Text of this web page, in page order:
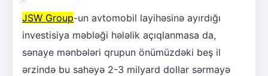
JSW Group-un avtomobil layihəsinə ayırdığı
investisiya məbləği hələlik açıqlanmasa da,
sənaye mənbələri qrupun önümüzdəki beş il
ərzində bu sahəyə 2-3 milyard dollar sərmayə